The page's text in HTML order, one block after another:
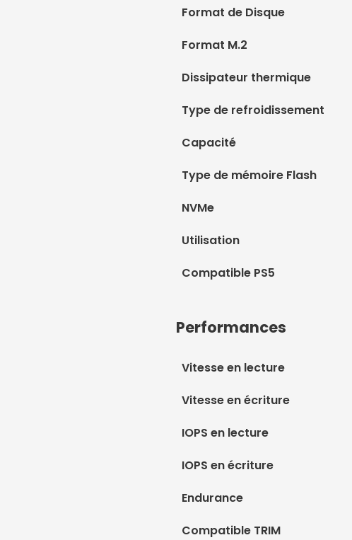
Format de Disque
Format M.2
Dissipateur thermique
Type de refroidissement
Capacité
Type de mémoire Flash
NVMe
Utilisation
Compatible PS5
Performances
Vitesse en lecture
Vitesse en écriture
IOPS en lecture
IOPS en écriture
Endurance
Compatible TRIM